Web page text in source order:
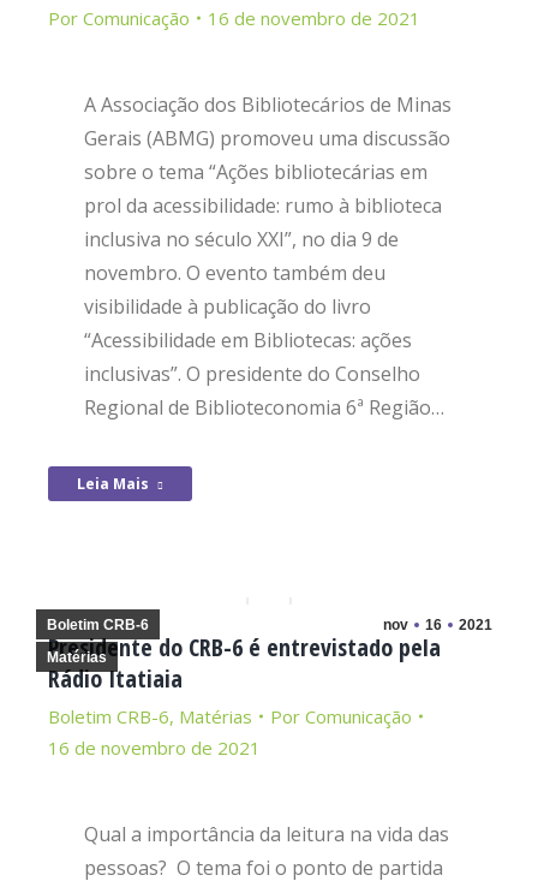
Por Comunicação 16 de novembro de 2021
A Associação dos Bibliotecários de Minas
Gerais (ABMG) promoveu uma discussão
sobre o tema “Ações bibliotecárias em
prol da acessibilidade: rumo à biblioteca
inclusiva no século XXI”, no dia 9 de
novembro. O evento também deu
visibilidade à publicação do livro
“Acessibilidade em Bibliotecas: ações
inclusivas”. O presidente do Conselho
Regional de Biblioteconomia 6ª Região…
Leia Mais
nov 16 2021
Boletim CRB-6
Matérias
Presidente do CRB-6 é entrevistado pela
Rádio Itatiaia
Boletim CRB-6, Matérias Por Comunicação
16 de novembro de 2021
Qual a importância da leitura na vida das
pessoas? O tema foi o ponto de partida